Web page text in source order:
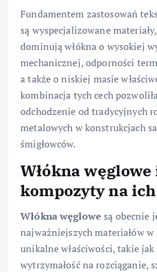
Fundamentem zastosowań
są wyspecjalizowane
dominują włókna o wysokiej
mechanicznej, odporności
a także o niskiej masie
kombinacja tych cech
odchodzenie od tradycyjnych
metalowych w konstrukcjach
śmigłowców.
Włókna węglowe
kompozyty na
Włókna węglowe są obecnie
najważniejszych materiałów
unikalne właściwości, takie
wytrzymałość na rozciąganie,